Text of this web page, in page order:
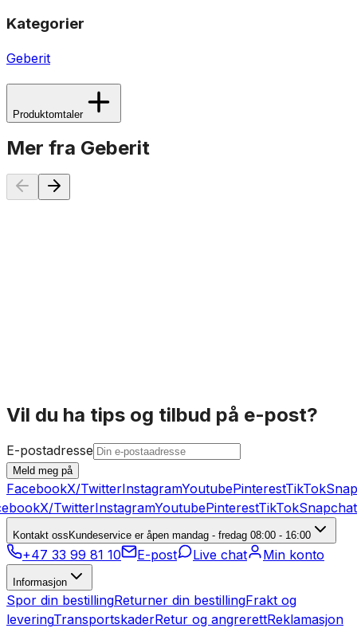
Kategorier
Geberit
Produktomtaler
Mer fra Geberit
Vil du ha tips og tilbud på e-post?
E-postadresse
Meld meg på
FacebookX/TwitterInstagramYoutubePinterestTikTok
X/TwitterInstagramYoutubePinterestTikTokSnapchat
Kontakt oss Kundeservice er åpen mandag - fredag 08:00 - 16:00
+47 33 99 81 10 E-post Live chat Min konto
Informasjon
Spor din bestillingReturner din bestillingFrakt og
leveringTransportskaderRetur og angrerettReklamasjon